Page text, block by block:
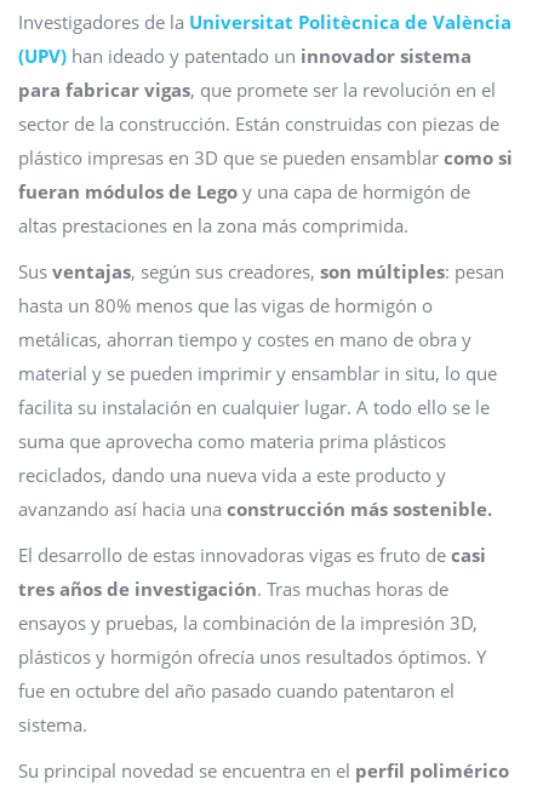
Investigadores de la Universitat Politècnica de València
(UPV) han ideado y patentado un innovador sistema
para fabricar vigas, que promete ser la revolución en el
sector de la construcción. Están construidas con piezas de
plástico impresas en 3D que se pueden ensamblar como si
fueran módulos de Lego y una capa de hormigón de
altas prestaciones en la zona más comprimida.
Sus ventajas, según sus creadores, son múltiples: pesan
hasta un 80% menos que las vigas de hormigón o
metálicas, ahorran tiempo y costes en mano de obra y
material y se pueden imprimir y ensamblar in situ, lo que
facilita su instalación en cualquier lugar. A todo ello se le
suma que aprovecha como materia prima plásticos
reciclados, dando una nueva vida a este producto y
avanzando así hacia una construcción más sostenible.
El desarrollo de estas innovadoras vigas es fruto de casi
tres años de investigación. Tras muchas horas de
ensayos y pruebas, la combinación de la impresión 3D,
plásticos y hormigón ofrecía unos resultados óptimos. Y
fue en octubre del año pasado cuando patentaron el
sistema.
Su principal novedad se encuentra en el perfil polimérico